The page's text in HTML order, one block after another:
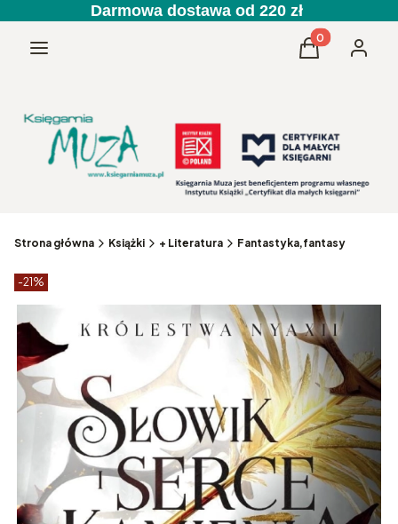
Darmowa dostawa od 220 zł
Menu Produkty w
Koszyk
Strona główna Książki + Literatura Fantastyka,fantasy
Etykiety produktu
-21%